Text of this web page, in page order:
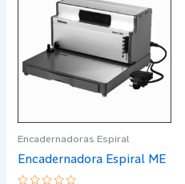
Encadernadoras Espiral
Encadernadora Espiral ME